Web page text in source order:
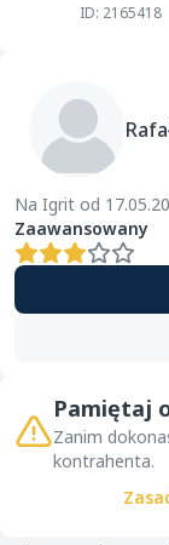
ID: 2165418
Na Igrit od
Zaawansowany
Pamiętaj
Zanim
kontrahenta.